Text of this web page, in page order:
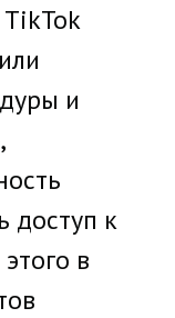
и
доступ к
в